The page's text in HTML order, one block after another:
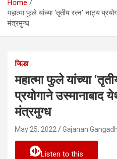
Home
महात्मा फुले यांच्या ‘तृतीय रत्न’ नाट्य
मंत्रमुग्ध
जिल्हा
महात्मा फुले यांच्या
प्रयोगाने उस्मानाबाद
मंत्रमुग्ध
May 25, 2022 Gajanan
Listen to this